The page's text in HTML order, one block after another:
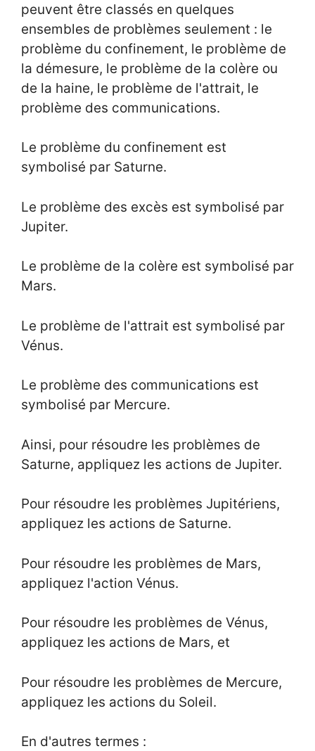
peuvent être classés en quelques
ensembles de problèmes seulement : le
problème du confinement, le problème de
la démesure, le problème de la colère ou
de la haine, le problème de l'attrait, le
problème des communications.
Le problème du confinement est
symbolisé par Saturne.
Le problème des excès est symbolisé par
Jupiter.
Le problème de la colère est symbolisé par
Mars.
Le problème de l'attrait est symbolisé par
Vénus.
Le problème des communications est
symbolisé par Mercure.
Ainsi, pour résoudre les problèmes de
Saturne, appliquez les actions de Jupiter.
Pour résoudre les problèmes Jupitériens,
appliquez les actions de Saturne.
Pour résoudre les problèmes de Mars,
appliquez l'action Vénus.
Pour résoudre les problèmes de Vénus,
appliquez les actions de Mars, et
Pour résoudre les problèmes de Mercure,
appliquez les actions du Soleil.
En d'autres termes :